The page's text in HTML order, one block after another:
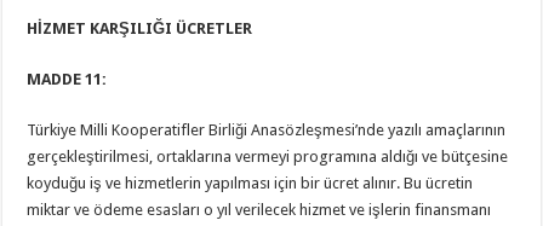
HİZMET KARŞILIĞI ÜCRETLER
MADDE 11:
Türkiye Milli Kooperatifler Birliği Anasözleşmesi’nde yazılı amaçlarının
gerçekleştirilmesi, ortaklarına vermeyi programına aldığı ve bütçesine
koyduğu iş ve hizmetlerin yapılması için bir ücret alınır. Bu ücretin
miktar ve ödeme esasları o yıl verilecek hizmet ve işlerin finansmanı